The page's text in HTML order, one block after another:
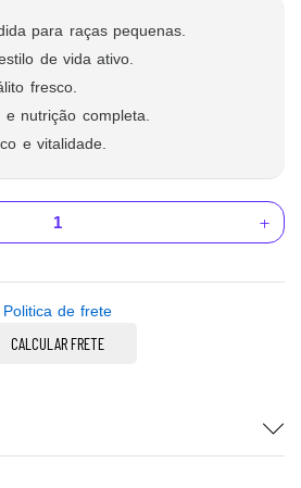
para raças pequenas.
de vida ativo.
fresco.
nutrição completa.
e vitalidade.
Politica de frete
CALCULAR FRETE